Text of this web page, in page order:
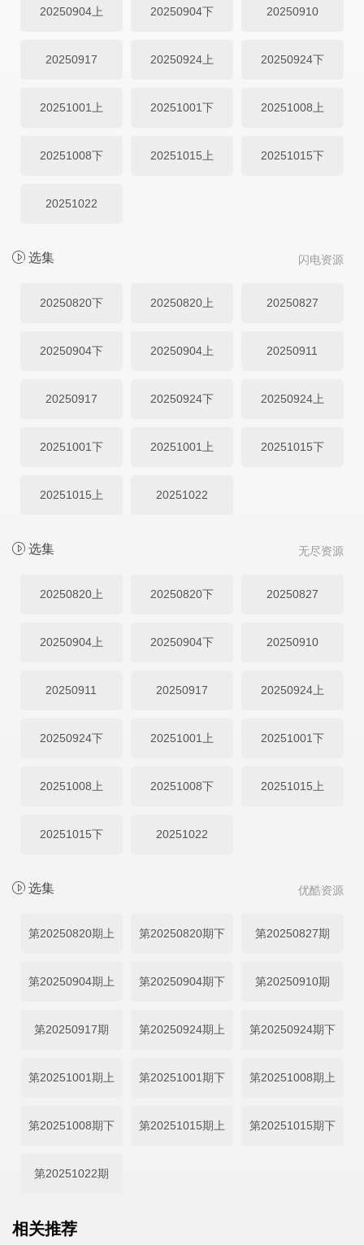
20250904上 20250904下 20250910
20250917 20250924上 20250924下
20251001上 20251001下 20251008上
20251008下 20251015上 20251015下
20251022
闪电资源
选集
20250820下 20250820上 20250827
20250904下 20250904上 20250911
20250917 20250924下 20250924上
20251001下 20251001上 20251015下
20251015上 20251022
无尽资源
选集
20250820上 20250820下 20250827
20250904上 20250904下 20250910
20250911 20250917 20250924上
20250924下 20251001上 20251001下
20251008上 20251008下 20251015上
20251015下 20251022
优酷资源
选集
第20250820期上 第20250820期下 第20250827期
第20250904期上 第20250904期下 第20250910期
第20250917期 第20250924期上 第20250924期下
第20251001期上 第20251001期下 第20251008期上
第20251008期下 第20251015期上 第20251015期下
第20251022期
相关推荐